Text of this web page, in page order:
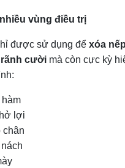
vùng điều trị
được sử dụng để xóa
rãnh cười mà còn cực kỳ
lợi
chân